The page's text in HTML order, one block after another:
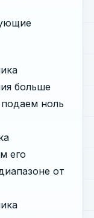
больше
ноль
его
от